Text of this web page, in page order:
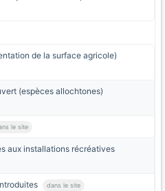
de la surface agricole)
(espèces allochtones)
le site
aux installations récréatives
dans le site